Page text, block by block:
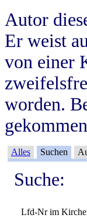
Autor
Er weist
von einer
worden.
Alles Suchen
Suche:
Lfd-Nr im